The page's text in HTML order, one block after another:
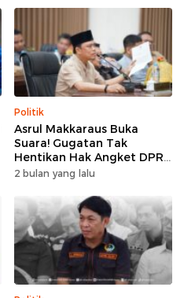
Politik
Asrul Makkaraus Buka
Suara! Gugatan Tak
Hentikan Hak Angket DPRD
Gowa
2 bulan yang lalu